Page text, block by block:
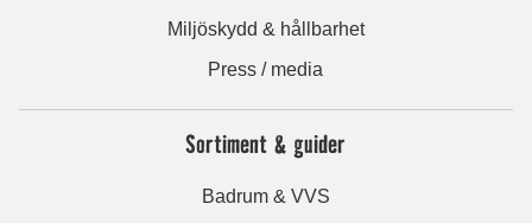
Miljöskydd & hållbarhet
Press / media
Sortiment & guider
Badrum & VVS